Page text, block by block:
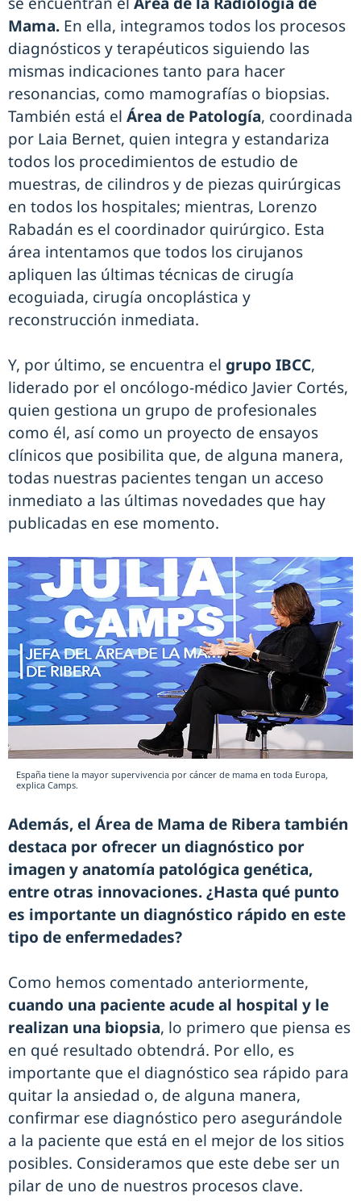
Mama. En ella, integramos todos los procesos
diagnósticos y terapéuticos siguiendo las
mismas indicaciones tanto para hacer
resonancias, como mamografías o biopsias.
También está el Área de Patología, coordinada
por Laia Bernet, quien integra y estandariza
todos los procedimientos de estudio de
muestras, de cilindros y de piezas quirúrgicas
en todos los hospitales; mientras, Lorenzo
Rabadán es el coordinador quirúrgico. Esta
área intentamos que todos los cirujanos
apliquen las últimas técnicas de cirugía
ecoguiada, cirugía oncoplástica y
reconstrucción inmediata.
Y, por último, se encuentra el grupo IBCC,
liderado por el oncólogo-médico Javier Cortés,
quien gestiona un grupo de profesionales
como él, así como un proyecto de ensayos
clínicos que posibilita que, de alguna manera,
todas nuestras pacientes tengan un acceso
inmediato a las últimas novedades que hay
publicadas en ese momento.
España tiene la mayor supervivencia por cáncer de mama en toda Europa,
explica Camps.
Además, el Área de Mama de Ribera también
destaca por ofrecer un diagnóstico por
imagen y anatomía patológica genética,
entre otras innovaciones. ¿Hasta qué punto
es importante un diagnóstico rápido en este
tipo de enfermedades?
Como hemos comentado anteriormente,
cuando una paciente acude al hospital y le
realizan una biopsia, lo primero que piensa es
en qué resultado obtendrá. Por ello, es
importante que el diagnóstico sea rápido para
quitar la ansiedad o, de alguna manera,
confirmar ese diagnóstico pero asegurándole
a la paciente que está en el mejor de los sitios
posibles. Consideramos que este debe ser un
pilar de uno de nuestros procesos clave.